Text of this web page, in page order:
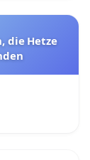
über
und
die Hetze